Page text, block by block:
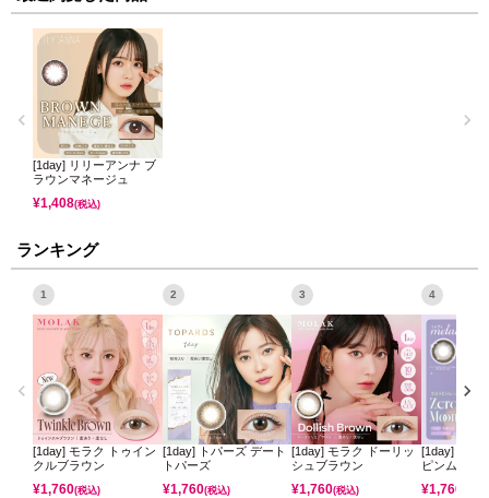
[1day] リリーアンナ ブ
ラウンマネージュ
¥1,408(税込)
ランキング
1
[1day] モラク トゥイン
クルブラウン
¥1,760(税込)
2
[1day] トパーズ デート
トパーズ
¥1,760(税込)
3
[1day] モラク ドーリッ
シュブラウン
¥1,760(税込)
4
[1day] ミレ
ピンムーン
¥1,760